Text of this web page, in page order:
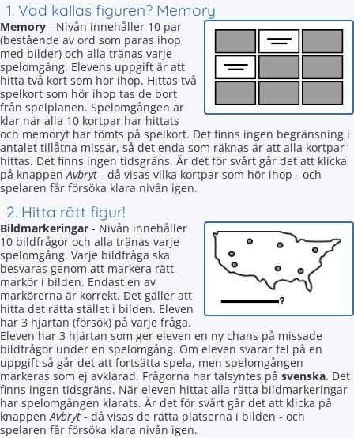
1. Vad kallas figuren? Memory
Memory - Nivån innehåller 10 par
(bestående av ord som paras ihop
med bilder) och alla tränas varje
spelomgång. Elevens uppgift är att
hitta två kort som hör ihop. Hittas två
spelkort som hör ihop tas de bort
från spelplanen. Spelomgången är
klar när alla 10 kortpar har hittats
och memoryt har tömts på spelkort. Det finns ingen begränsning i
antalet tillåtna missar, så det enda som räknas är att alla kortpar
hittas. Det finns ingen tidsgräns. Är det för svårt går det att klicka
på knappenAvbryt - då visas vilka kortpar som hör ihop - och
spelaren får försöka klara nivån igen.
2. Hitta rätt figur!
Bildmarkeringar - Nivån innehåller
10 bildfrågor och alla tränas varje
spelomgång. Varje bildfråga ska
besvaras genom att markera rätt
markör i bilden. Endast en av
markörerna är korrekt. Det gäller att
hitta det rätta stället i bilden. Eleven
har 3 hjärtan (försök) på varje fråga.
Eleven har 3 hjärtan som ger eleven en ny chans på missade
bildfrågor under en spelomgång. Om eleven svarar fel på en
uppgift så går det att fortsätta spela, men spelomgången
markeras som ej avklarad. Frågorna har talsyntes på svenska. Det
finns ingen tidsgräns. När eleven hittat alla rätta bildmarkeringar
har spelomgången klarats. Är det för svårt går det att klicka på
knappenAvbryt - då visas de rätta platserna i bilden - och
spelaren får försöka klara nivån igen.